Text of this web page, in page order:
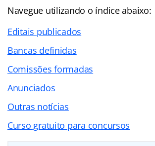
Navegue utilizando o índiceabaixo:
Editais publicados
Bancas definidas
Comissões formadas
Anunciados
Outras notícias
Curso gratuito para concursos